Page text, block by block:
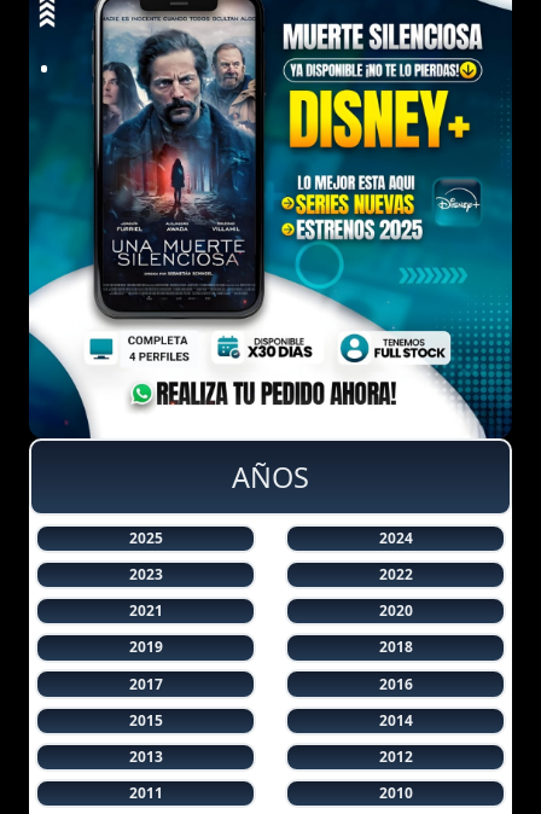
AÑOS
2025
2024
2023
2022
2021
2020
2019
2018
2017
2016
2015
2014
2013
2012
2011
2010